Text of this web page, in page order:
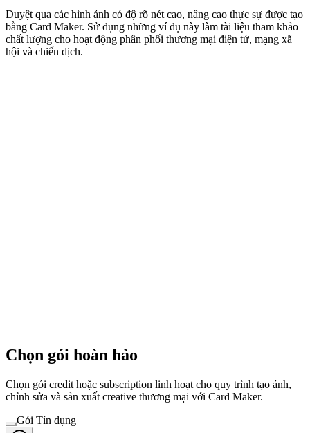
Duyệt qua các hình ảnh có độ rõ nét cao, nâng cao thực sự được tạo
bằng Card Maker. Sử dụng những ví dụ này làm tài liệu tham khảo
chất lượng cho hoạt động phân phối thương mại điện tử, mạng xã
hội và chiến dịch.
Chọn gói hoàn hảo
Chọn gói credit hoặc subscription linh hoạt cho quy trình tạo ảnh,
chỉnh sửa và sản xuất creative thương mại với Card Maker.
Gói Tín dụng